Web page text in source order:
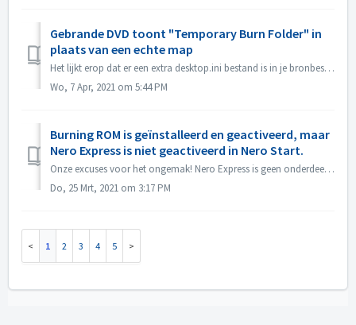
Gebrande DVD toont "Temporary Burn Folder" in
plaats van een echte map
Het lijkt erop dat er een extra desktop.ini bestand is in je bronbestanden. Verkenner leest dat bestand en vindt dat deze specifieke map een gelokaliseerde ...
Wo, 7 Apr, 2021 om 5:44 PM
Burning ROM is geïnstalleerd en geactiveerd, maar
Nero Express is niet geactiveerd in Nero Start.
Onze excuses voor het ongemak! Nero Express is geen onderdeel van het Nero BurningRom standalone product. Nero Express wordt verkocht in offline winkels. H...
Do, 25 Mrt, 2021 om 3:17 PM
1 2 3 4 5